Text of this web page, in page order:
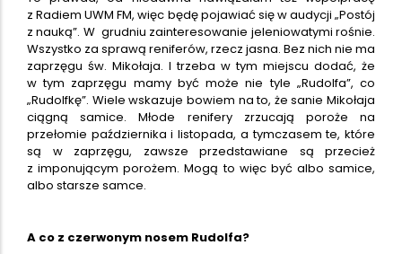
z Radiem UWM FM, więc będę pojawiać się w audycji „Postój
z nauką”. W grudniu zainteresowanie jeleniowatymi rośnie.
Wszystko za sprawą reniferów, rzecz jasna. Bez nich nie ma
zaprzęgu św. Mikołaja. I trzeba w tym miejscu dodać, że
w tym zaprzęgu mamy być może nie tyle „Rudolfa”, co
„Rudolfkę”. Wiele wskazuje bowiem na to, że sanie Mikołaja
ciągną samice. Młode renifery zrzucają poroże na
przełomie października i listopada, a tymczasem te, które
są w zaprzęgu, zawsze przedstawiane są przecież
z imponującym porożem. Mogą to więc być albo samice,
albo starsze samce.
A co z czerwonym nosem Rudolfa?